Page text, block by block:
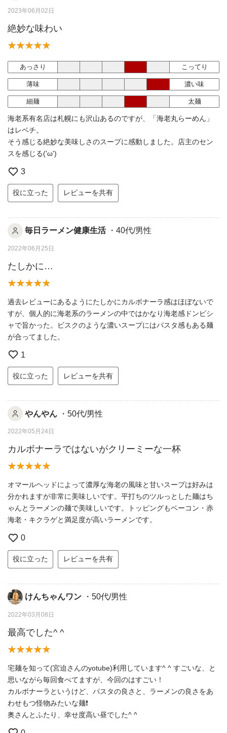
2023年06月02日
絶妙な味わい
あっさり こってり
薄味 濃い味
細麺 太麺
海老系有名店は札幌にも沢山あるのですが、「海老丸らーめん」
はレベチ。
そう感じる絶妙な美味しさのスープに感動しました。店主のセン
スを感じる('ω')
3
役に立った レビューを共有
毎日ラーメン健康生活 ・40代/男性
2022年06月25日
たしかに…
過去レビューにあるようにたしかにカルボナーラ感はほぼないで
すが、個人的に海老系のラーメンの中ではかなり海老感ドンピシ
ャで旨かった。ビスクのような濃いスープにはパスタ感もある麺
が合ってました。
1
役に立った レビューを共有
やんやん ・50代/男性
2022年05月24日
カルボナーラではないがクリーミーな一杯
オマールヘッドによって濃厚な海老の風味と甘いスープは好みは
分かれますが非常に美味しいです。平打ちのツルっとした麺はち
ゃんとラーメンの麺で美味しいです。トッピングもベーコン・赤
海老・キクラゲと満足度が高いラーメンです。
0
役に立った レビューを共有
けんちゃんワン ・50代/男性
2022年03月08日
最高でした^ ^
宅麺を知って(宮迫さんのyotube)利用しています^ ^ すごいな、と
思いながら毎回食べてますが、今回のはすごい！
カルボナーラというけど、パスタの良さと、ラーメンの良さをあ
わせもつ怪物みたいな麺❗️
奥さんとふたり、幸せ度高い昼でした^ ^